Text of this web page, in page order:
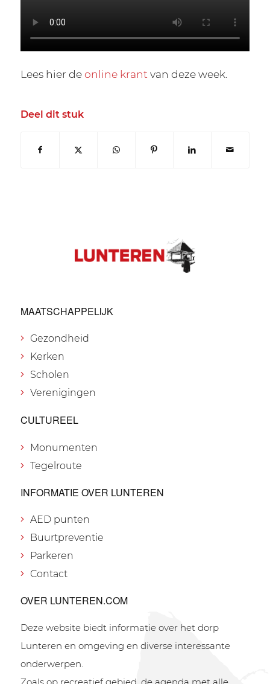
Lees hier deonline krant van deze week.
Deel dit stuk
MAATSCHAPPELIJK
Gezondheid
Kerken
Scholen
Verenigingen
CULTUREEL
Monumenten
Tegelroute
INFORMATIE OVER LUNTEREN
AED punten
Buurtpreventie
Parkeren
Contact
OVER LUNTEREN.COM
Deze website biedt informatie over het dorp
Lunteren en omgeving en diverse interessante
onderwerpen.